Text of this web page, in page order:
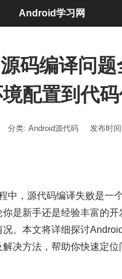
码编译问题
配置到代
分类: Android源代码
发布时
中，源代码编译失败是一
是新手还是经验丰富的开
。本文将详细探讨
解决方法，帮助你快速定
Android学习网